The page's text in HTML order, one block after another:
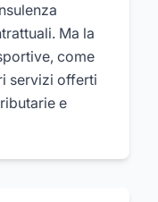
Ma la
come
servizi offerti
e